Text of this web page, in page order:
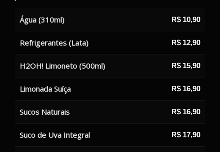
Água (310ml) R$ 10,90
Refrigerantes (Lata) R$ 12,90
H2OH! Limoneto (500ml) R$ 15,90
Limonada Suíça R$ 16,90
Sucos Naturais R$ 16,90
Suco de Uva Integral R$ 17,90